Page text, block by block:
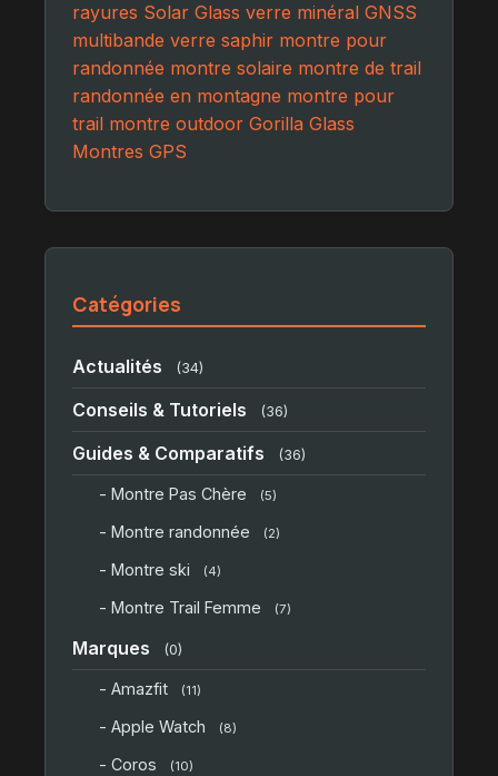
rayures Solar Glass verre minéral GNSS
multibande verre saphir montre pour
randonnée montre solaire montre de trail
randonnée en montagne montre pour
trail montre outdoor Gorilla Glass
Montres GPS
Catégories
Actualités (34)
Conseils & Tutoriels (36)
Guides & Comparatifs (36)
- Montre Pas Chère (5)
- Montre randonnée (2)
- Montre ski (4)
- Montre Trail Femme (7)
Marques (0)
- Amazfit (11)
- Apple Watch (8)
- Coros (10)